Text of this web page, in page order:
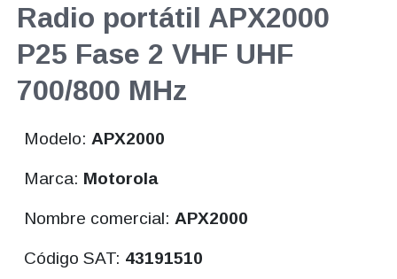
Radio portátil APX2000
P25 Fase 2 VHF UHF
700/800 MHz
Modelo:APX2000
Marca: Motorola
Nombre comercial:APX2000
Código SAT: 43191510